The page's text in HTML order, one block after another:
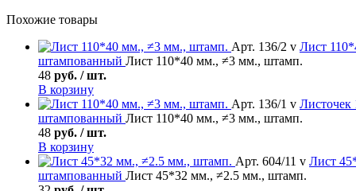
Похожие товары
Арт. 136/2 v Лист
штампованный Лист 110*40 мм., ≠3 мм., штамп.
48 руб. / шт.
В корзину
Арт. 136/1 v Листочек
штампованный Лист 110*40 мм., ≠3 мм., штамп.
48 руб. / шт.
В корзину
Арт. 604/11 v Лист
штампованный Лист 45*32 мм., ≠2.5 мм., штамп.